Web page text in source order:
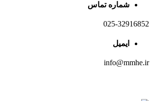
شماره تماس
025-32916852
ایمیل
info@mmhe.ir